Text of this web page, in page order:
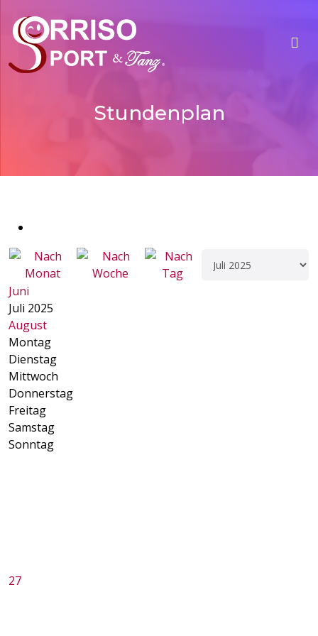
Stundenplan
Juni
Juli 2025
August
Montag
Dienstag
Mittwoch
Donnerstag
Freitag
Samstag
Sonntag
27